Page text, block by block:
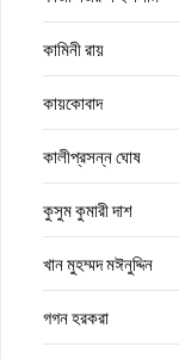
কামিনী রায়
কায়কোবাদ
কালীপ্রসন্ন ঘোষ
কুসুম কুমারী দাশ
খান মুহম্মদ মঈনুদ্দিন
গগন হরকরা